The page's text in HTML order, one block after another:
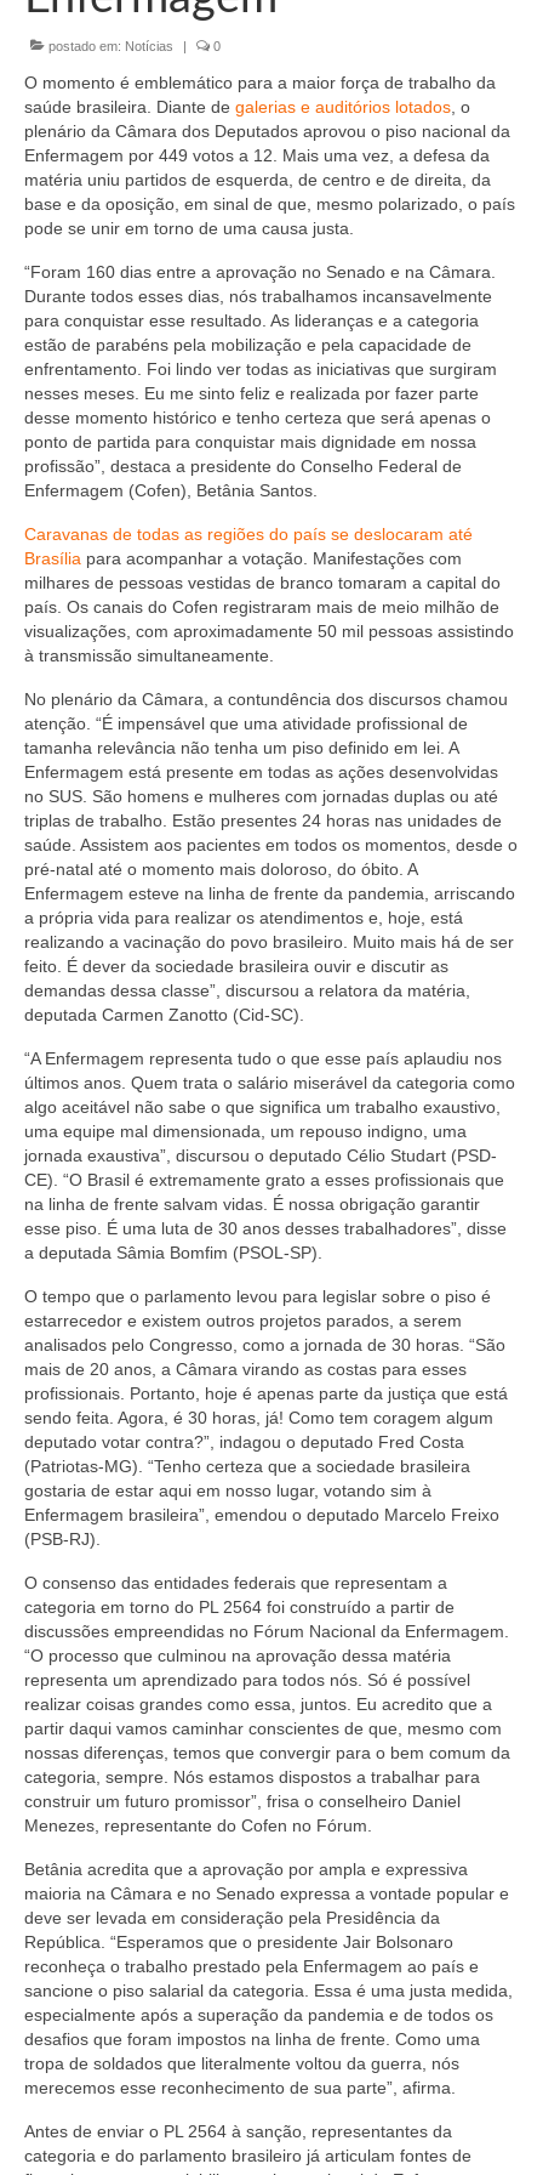
Conselheiros e Diretoria
Câmaras Técnicas
Carta de Serviços ao Cidadão
Governança
Eleições
Eleições Triênio 2027-2029
Eleições 2023
Eleições Anteriores
Agenda do presidente
Editais e licitação
Eleições
Fiscalização
Responsabilidade Técnica
Legislações
Decisões
Portarias
Resoluções
Desagravo Público
Processos Éticos
Suspensão do Exercício Profissional
Para Você
Procedimento para registro
Clube de Vantagens
Valores dos serviços
Reserva de auditório
Notícias
Ouvidoria
Contatos
Fale Conosco
NEP
postado em: Notícias | 0
O momento é emblemático para a maior força de trabalho da
saúde brasileira. Diante de galerias e auditórios lotados , o
plenário da Câmara dos Deputados aprovou o piso nacional da
Enfermagem por 449 votos a 12. Mais uma vez, a defesa da
matéria uniu partidos de esquerda, de centro e de direita, da
base e da oposição, em sinal de que, mesmo polarizado, o país
pode se unir em torno de uma causa justa.
“Foram 160 dias entre a aprovação no Senado e na Câmara.
Durante todos esses dias, nós trabalhamos incansavelmente
para conquistar esse resultado. As lideranças e a categoria
estão de parabéns pela mobilização e pela capacidade de
enfrentamento. Foi lindo ver todas as iniciativas que surgiram
nesses meses. Eu me sinto feliz e realizada por fazer parte
desse momento histórico e tenho certeza que será apenas o
ponto de partida para conquistar mais dignidade em nossa
profissão”, destaca a presidente do Conselho Federal de
Enfermagem (Cofen), Betânia Santos.
Caravanas de todas as regiões do país se deslocaram até
Brasília para acompanhar a votação. Manifestações com
milhares de pessoas vestidas de branco tomaram a capital do
país. Os canais do Cofen registraram mais de meio milhão de
visualizações, com aproximadamente 50 mil pessoas assistindo
à transmissão simultaneamente.
No plenário da Câmara, a contundência dos discursos chamou
atenção. “É impensável que uma atividade profissional de
tamanha relevância não tenha um piso definido em lei. A
Enfermagem está presente em todas as ações desenvolvidas
no SUS. São homens e mulheres com jornadas duplas ou até
triplas de trabalho. Estão presentes 24 horas nas unidades de
saúde. Assistem aos pacientes em todos os momentos, desde o
pré-natal até o momento mais doloroso, do óbito. A
Enfermagem esteve na linha de frente da pandemia, arriscando
a própria vida para realizar os atendimentos e, hoje, está
realizando a vacinação do povo brasileiro. Muito mais há de ser
feito. É dever da sociedade brasileira ouvir e discutir as
demandas dessa classe”, discursou a relatora da matéria,
deputada Carmen Zanotto (Cid-SC).
“A Enfermagem representa tudo o que esse país aplaudiu nos
últimos anos. Quem trata o salário miserável da categoria como
algo aceitável não sabe o que significa um trabalho exaustivo,
uma equipe mal dimensionada, um repouso indigno, uma
jornada exaustiva”, discursou o deputado Célio Studart (PSD-
CE). “O Brasil é extremamente grato a esses profissionais que
na linha de frente salvam vidas. É nossa obrigação garantir
esse piso. É uma luta de 30 anos desses trabalhadores”, disse
a deputada Sâmia Bomfim (PSOL-SP).
O tempo que o parlamento levou para legislar sobre o piso é
estarrecedor e existem outros projetos parados, a serem
analisados pelo Congresso, como a jornada de 30 horas. “São
mais de 20 anos, a Câmara virando as costas para esses
profissionais. Portanto, hoje é apenas parte da justiça que está
sendo feita. Agora, é 30 horas, já! Como tem coragem algum
deputado votar contra?”, indagou o deputado Fred Costa
(Patriotas-MG). “Tenho certeza que a sociedade brasileira
gostaria de estar aqui em nosso lugar, votando sim à
Enfermagem brasileira”, emendou o deputado Marcelo Freixo
(PSB-RJ).
O consenso das entidades federais que representam a
categoria em torno do PL 2564 foi construído a partir de
discussões empreendidas no Fórum Nacional da Enfermagem.
“O processo que culminou na aprovação dessa matéria
representa um aprendizado para todos nós. Só é possível
realizar coisas grandes como essa, juntos. Eu acredito que a
partir daqui vamos caminhar conscientes de que, mesmo com
nossas diferenças, temos que convergir para o bem comum da
categoria, sempre. Nós estamos dispostos a trabalhar para
construir um futuro promissor”, frisa o conselheiro Daniel
Menezes, representante do Cofen no Fórum.
Betânia acredita que a aprovação por ampla e expressiva
maioria na Câmara e no Senado expressa a vontade popular e
deve ser levada em consideração pela Presidência da
República. “Esperamos que o presidente Jair Bolsonaro
reconheça o trabalho prestado pela Enfermagem ao país e
sancione o piso salarial da categoria. Essa é uma justa medida,
especialmente após a superação da pandemia e de todos os
desafios que foram impostos na linha de frente. Como uma
tropa de soldados que literalmente voltou da guerra, nós
merecemos esse reconhecimento de sua parte”, afirma.
Antes de enviar o PL 2564 à sanção, representantes da
categoria e do parlamento brasileiro já articulam fontes de